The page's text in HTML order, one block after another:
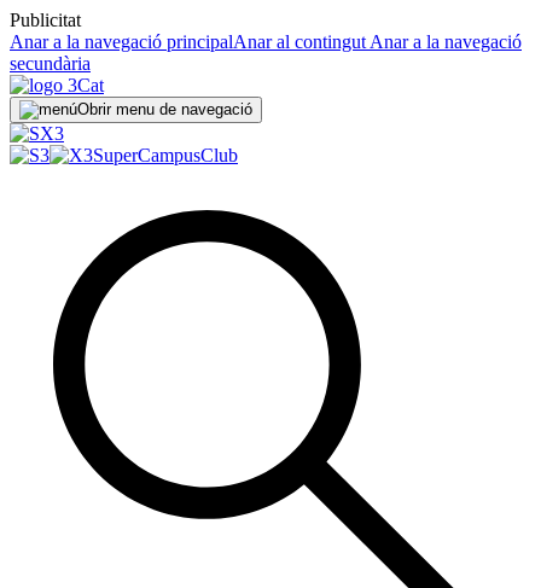
Publicitat
Anar a la navegació principalAnar al contingut Anar a la navegació
secundària
Obrir menu de navegació
SuperCampusClub